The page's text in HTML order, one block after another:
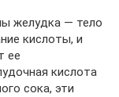
желудка — тело
кислоты, и
ее
кислота
сока, эти